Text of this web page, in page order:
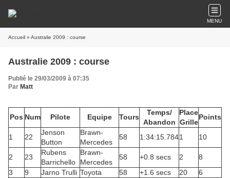
MENU
Accueil » Australie 2009 : course
Australie 2009 : course
Publié le 29/03/2009 à 07:35
Par Matt
Pos Num Pilote Equipe Tours
Temps/
Abandon
Place
Grille
Points
1 22
Jenson
Button
Brawn-
Mercedes
58 1:34:15.7841 10
2 23
Rubens
Barrichello
Brawn-
Mercedes
58 +0.8 secs 2
8
3
9 Jarno Trulli Toyota 58 +1.6 secs 20
6